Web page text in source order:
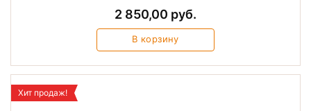
2 850,00 руб.
В корзину
Хит продаж!